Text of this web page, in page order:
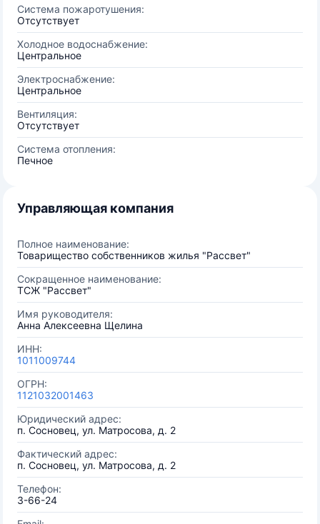
Система пожаротушения:
Отсутствует
Холодное водоснабжение:
Центральное
Электроснабжение:
Центральное
Вентиляция:
Отсутствует
Система отопления:
Печное
Управляющая компания
Полное наименование:
Товарищество собственников жилья "Рассвет"
Сокращенное наименование:
ТСЖ "Рассвет"
Имя руководителя:
Анна Алексеевна Щелина
ИНН:
1011009744
ОГРН:
1121032001463
Юридический адрес:
п. Сосновец, ул. Матросова, д. 2
Фактический адрес:
п. Сосновец, ул. Матросова, д. 2
Телефон:
3-66-24